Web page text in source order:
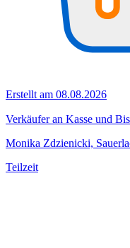
Erstellt am 08.08.2026
Verkäufer an Kasse und
Monika Zdzienicki,
Teilzeit